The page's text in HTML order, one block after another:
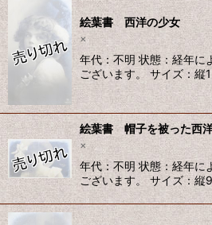
絵葉書 西洋の少女
×
年代：不明 状態：経年に
ございます。 サイズ：
絵葉書 帽子を被った西
×
年代：不明 状態：経年に
ございます。 サイズ：